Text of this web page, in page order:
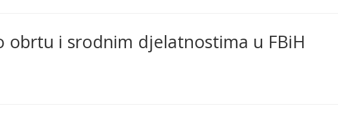
obrtu i srodnim djelatnostima u FBiH